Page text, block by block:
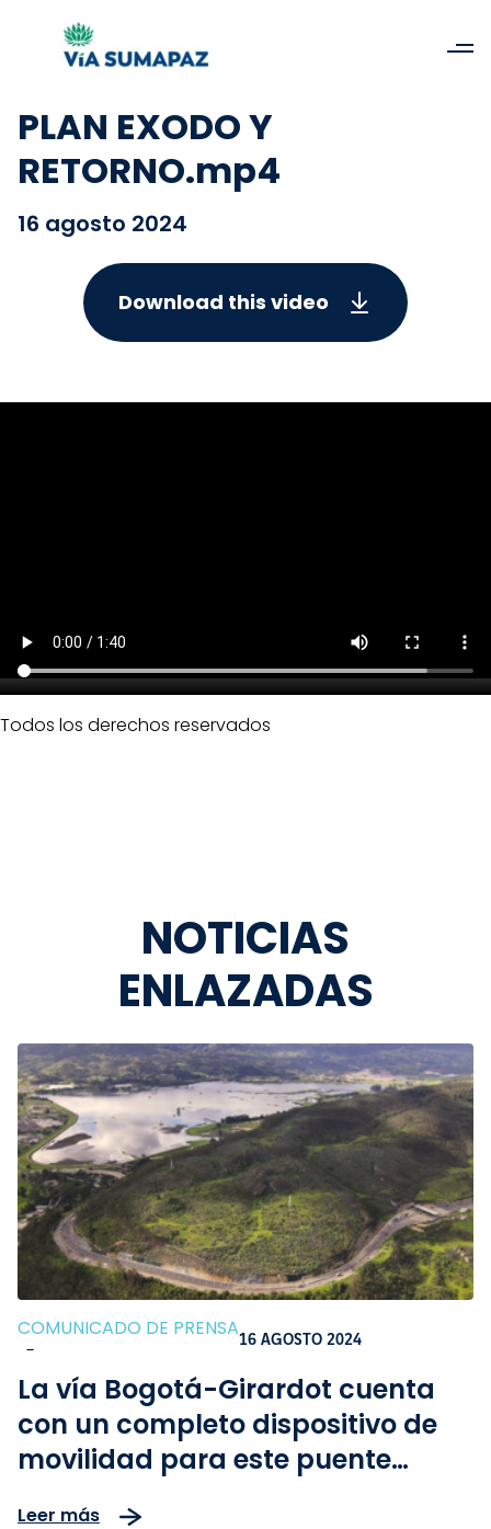
PLAN EXODO Y
RETORNO.mp4
16 agosto 2024
Download this video
Todos los derechos reservados
NOTICIAS
ENLAZADAS
COMUNICADO DE PRENSA
-
16 AGOSTO 2024
La vía Bogotá-Girardot cuenta
con un completo dispositivo de
movilidad para este puente
Leer más